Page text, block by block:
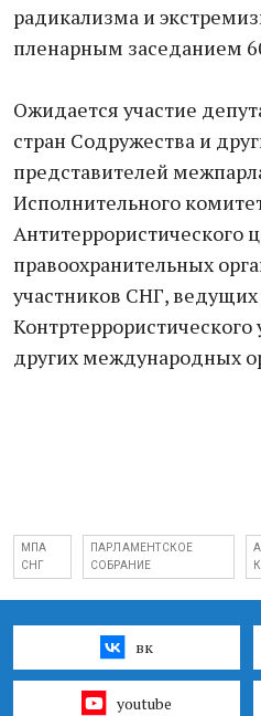
радикализма и
пленарным заседанием
Ожидается участие
стран Содружества и
представителей
Исполнительного
Антитеррористического
правоохранительных
участников СНГ, ведущих
других международных
МПА
СНГ
ПАРЛАМЕНТСКОЕ
СОБРАНИЕ
вк
youtube